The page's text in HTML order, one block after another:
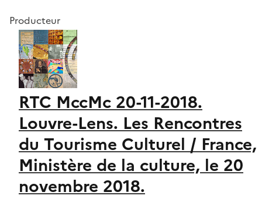
Producteur
RTC MccMc 20-11-2018.
Louvre-Lens. Les Rencontres
du Tourisme Culturel / France,
Ministère de la culture, le 20
novembre 2018.